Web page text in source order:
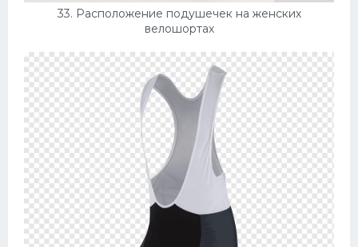
33. Расположение подушечек на женских
велошортах